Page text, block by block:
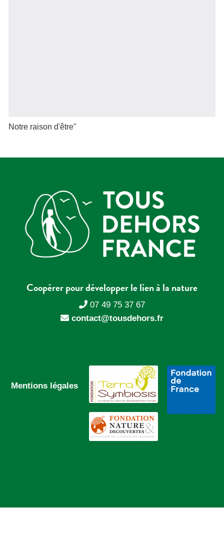
Notre raison d'être"
Coopérer pour développer le lien à la nature
07 49 75 37 67
contact@tousdehors.fr
Mentions légales